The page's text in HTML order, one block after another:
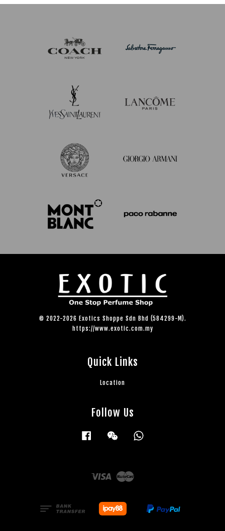
© 2022-2026 Exotics Shoppe Sdn Bhd (584299-M).
https://www.exotic.com.my
Quick Links
Location
Follow Us
Facebook Wechat
Visa